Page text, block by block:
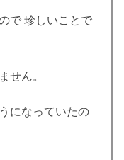
で 珍しいことで
せん。
になっていたの